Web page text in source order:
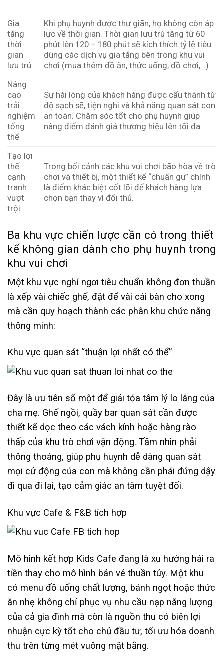
Gia
tăng
thời
gian
lưu trú
Khi phụ huynh được thư giãn, họ không còn áp
lực về thời gian. Thời gian lưu trú tăng từ 60
phút lên 120 – 180 phút sẽ kích thích tỷ lệ tiêu
dùng các dịch vụ gia tăng bên trong khu vui
chơi (mua thêm đồ ăn, thức uống, đồ chơi,…)
Nâng
cao
trải
nghiệm
tổng
thể
Sự hài lòng của khách hàng được cấu thành từ
độ sạch sẽ, tiện nghi và khả năng quan sát con
an toàn. Chăm sóc tốt cho phụ huynh giúp
nâng điểm đánh giá thương hiệu lên tối đa.
Tạo lợi
thế
cạnh
tranh
vượt
trội
Trong bối cảnh các khu vui chơi bão hòa về trò
chơi và thiết bị, một thiết kế “chuẩn gu” chính
là điểm khác biệt cốt lõi để khách hàng lựa
chọn bạn thay vì đối thủ.
Ba khu vực chiến lược cần có trong thiết
kế không gian dành cho phụ huynh trong
khu vui chơi
Một khu vực nghỉ ngơi tiêu chuẩn không đơn thuần
là xếp vài chiếc ghế, đặt để vài cái bàn cho xong
mà cần quy hoạch thành các phân khu chức năng
thông minh:
Khu vực quan sát “thuận lợi nhất có thể”
Đây là ưu tiên số một để giải tỏa tâm lý lo lắng của
cha mẹ. Ghế ngồi, quầy bar quan sát cần được
thiết kế dọc theo các vách kính hoặc hàng rào
thấp của khu trò chơi vận động. Tầm nhìn phải
thông thoáng, giúp phụ huynh dễ dàng quan sát
mọi cử động của con mà không cần phải đứng dậy
đi qua đi lại, tạo cảm giác an tâm tuyệt đối.
Khu vực Cafe & F&B tích hợp
Mô hình kết hợp Kids Cafe đang là xu hướng hái ra
tiền thay cho mô hình bán vé thuần túy. Một khu
có menu đồ uống chất lượng, bánh ngọt hoặc thức
ăn nhẹ không chỉ phục vụ nhu cầu nạp năng lượng
của cả gia đình mà còn là nguồn thu có biên lợi
nhuận cực kỳ tốt cho chủ đầu tư, tối ưu hóa doanh
thu trên từng mét vuông mặt bằng.